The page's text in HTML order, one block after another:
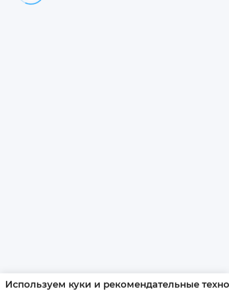
Используем куки и рекомендательные
Наш сайт использует cookie. Продолжая пользоваться